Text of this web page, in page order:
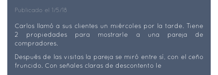
Publicado el 1/5/18
Carlos llamó a sus clientes un miércoles por la tarde. Tiene
2 propiedades para mostrarle a una pareja de
compradores.
Después de las visitas la pareja se miró entre sí, con el ceño
fruncido. Con señales claras de descontento le